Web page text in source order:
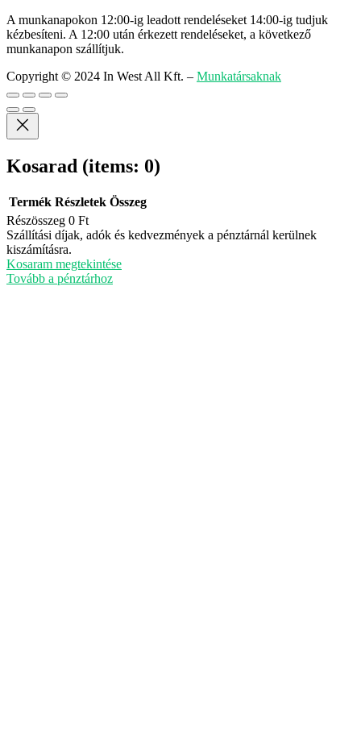
A munkanapokon 12:00-ig leadott rendeléseket 14:00-ig tudjuk
kézbesíteni. A 12:00 után érkezett rendeléseket, a következő
munkanapon szállítjuk.
Copyright © 2024 In West All Kft. – Munkatársaknak
Kosarad (items: 0)
Termékek
a
kosárban
Termék Részletek Összeg
Részösszeg 0 Ft
Szállítási díjak, adók és kedvezmények a pénztárnál kerülnek
kiszámításra.
Kosaram megtekintése
Tovább a pénztárhoz